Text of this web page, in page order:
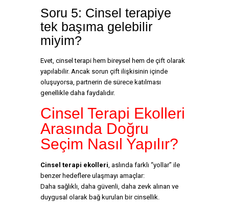
Soru 5: Cinsel terapiye
tek başıma gelebilir
miyim?
Evet, cinsel terapi hem bireysel hem de çift olarak
yapılabilir. Ancak sorun çift ilişkisinin içinde
oluşuyorsa, partnerin de sürece katılması
genellikle daha faydalıdır.
Cinsel Terapi Ekolleri
Arasında Doğru
Seçim Nasıl Yapılır?
Cinsel terapi ekolleri, aslında farklı “yollar” ile
benzer hedeflere ulaşmayı amaçlar:
Daha sağlıklı, daha güvenli, daha zevk alınan ve
duygusal olarak bağ kurulan bir cinsellik.